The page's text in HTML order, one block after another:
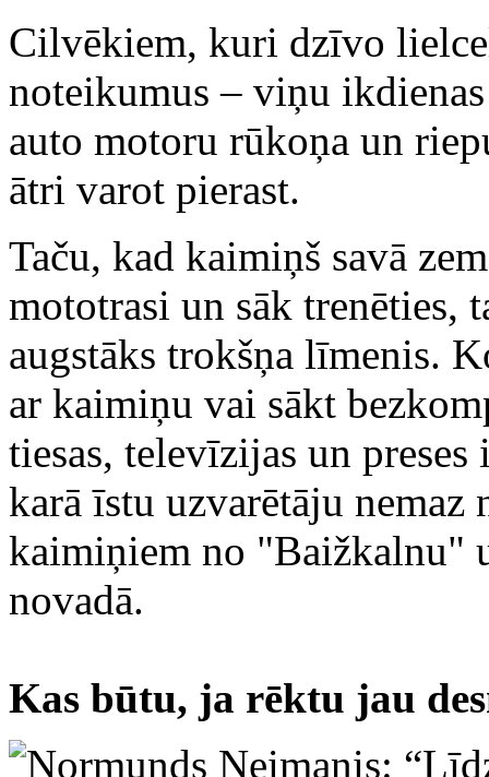
Cilvēkiem, kuri dzīvo
noteikumus – viņu
auto motoru rūkoņa un
ātri varot pierast.
Taču, kad kaimiņš savā
mototrasi un sāk trenēties,
augstāks trokšņa līmenis.
ar kaimiņu vai sākt
tiesas, televīzijas un
karā īstu uzvarētāju
kaimiņiem no "Baižkalnu"
novadā.
Kas būtu, ja rēktu jau